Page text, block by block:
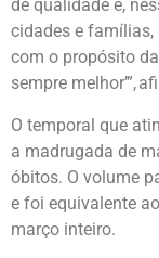
de qualidade e,
cidades e famílias,
com o propósito
sempre melhor’”,
O temporal que
a madrugada de
óbitos. O volume
e foi equivalente
março inteiro.